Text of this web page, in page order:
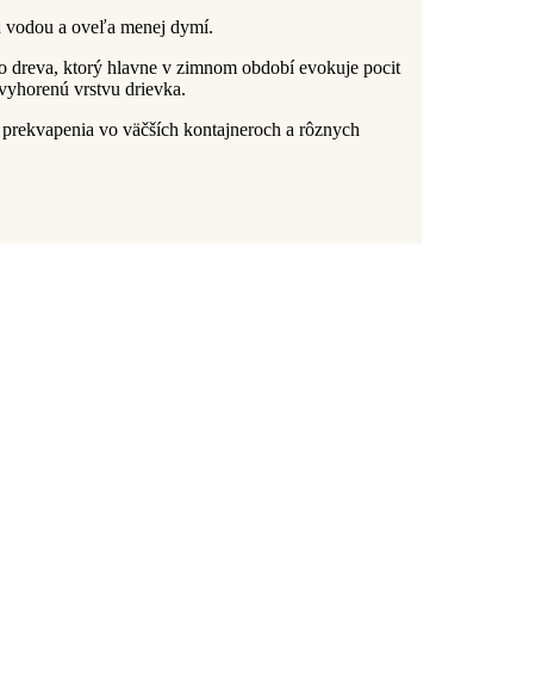
vodou a oveľa menej dymí.
dreva, ktorý hlavne v zimnom období evokuje pocit
vrstvu drievka.
vo väčších kontajneroch a rôznych